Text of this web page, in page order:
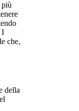
più
I
che,
della